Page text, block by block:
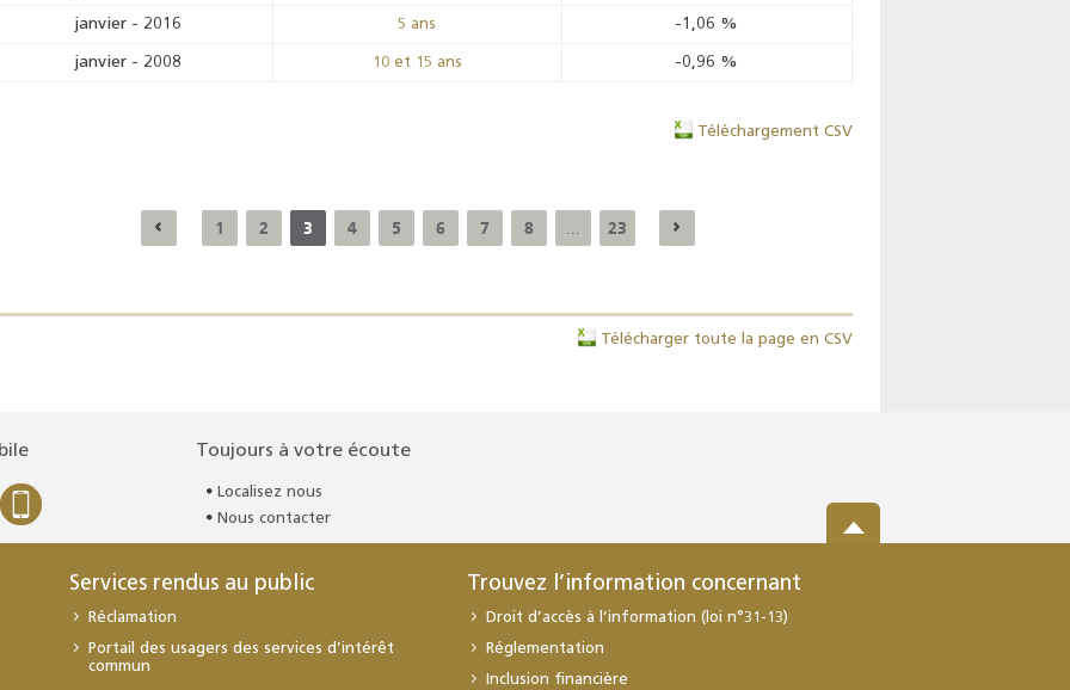
janvier - 2016 5 ans -1,06 %
janvier - 2008 10 et 15 ans -0,96 %
Téléchargement CSV
1 2 3 4 5 6 7 8 23
Télécharger toute la page en CSV
Toujours à votre écoute
Localisez nous
Nous contacter
Services rendus au public
Réclamation
Portail des usagers des services d’intérêt
commun
Trouvez l’information concernant
Droit d’accès à l’information (loi n°31-13)
Réglementation
Inclusion financière